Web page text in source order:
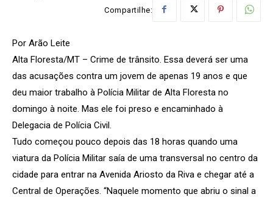
Compartilhe:
Por Arão Leite
Alta Floresta/MT – Crime de trânsito. Essa deverá ser uma
das acusações contra um jovem de apenas 19 anos e que
deu maior trabalho à Polícia Militar de Alta Floresta no
domingo à noite. Mas ele foi preso e encaminhado à
Delegacia de Polícia Civil.
Tudo começou pouco depois das 18 horas quando uma
viatura da Polícia Militar saía de uma transversal no centro da
cidade para entrar na Avenida Ariosto da Riva e chegar até a
Central de Operações. “Naquele momento que abriu o sinal a